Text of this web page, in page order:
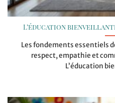
L’éducation
Les fondements essentiels
respect, empathie et
L’éducation